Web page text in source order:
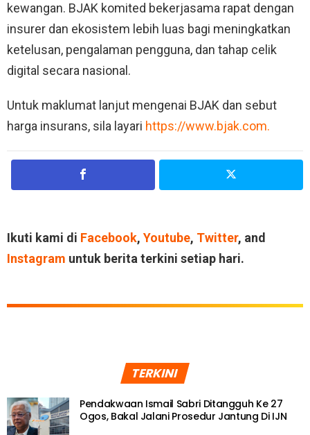
kewangan. BJAK komited bekerjasama rapat dengan
insurer dan ekosistem lebih luas bagi meningkatkan
ketelusan, pengalaman pengguna, dan tahap celik
digital secara nasional.
Untuk maklumat lanjut mengenai BJAK dan sebut
harga insurans, sila layari https://www.bjak.com.
Ikuti kami di Facebook, Youtube, Twitter, and
Instagram untuk berita terkini setiap hari.
TERKINI
Pendakwaan Ismail Sabri Ditangguh Ke 27
Ogos, Bakal Jalani Prosedur Jantung Di IJN